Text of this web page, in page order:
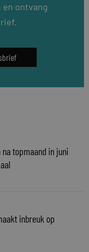
en ontvang
topmaand in juni
inbreuk op